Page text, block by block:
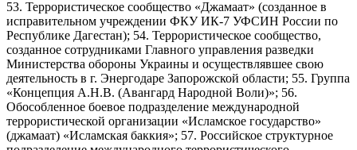
53. Террористическое сообщество «Джамаат» (созданное в
исправительном учреждении ФКУ ИК-7 УФСИН России по
Республике Дагестан); 54. Террористическое сообщество,
созданное сотрудниками Главного управления разведки
Министерства обороны Украины и осуществлявшее свою
деятельность в г. Энергодаре Запорожской области; 55. Группа
«Концепция А.Н.В. (Авангард Народной Воли)»; 56.
Обособленное боевое подразделение международной
террористической организации «Исламское государство»
(джамаат) «Исламская баккия»; 57. Российское структурное